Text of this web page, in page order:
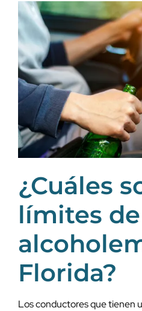
¿Cuáles
límites de
Florida?
Los conductores que tienen